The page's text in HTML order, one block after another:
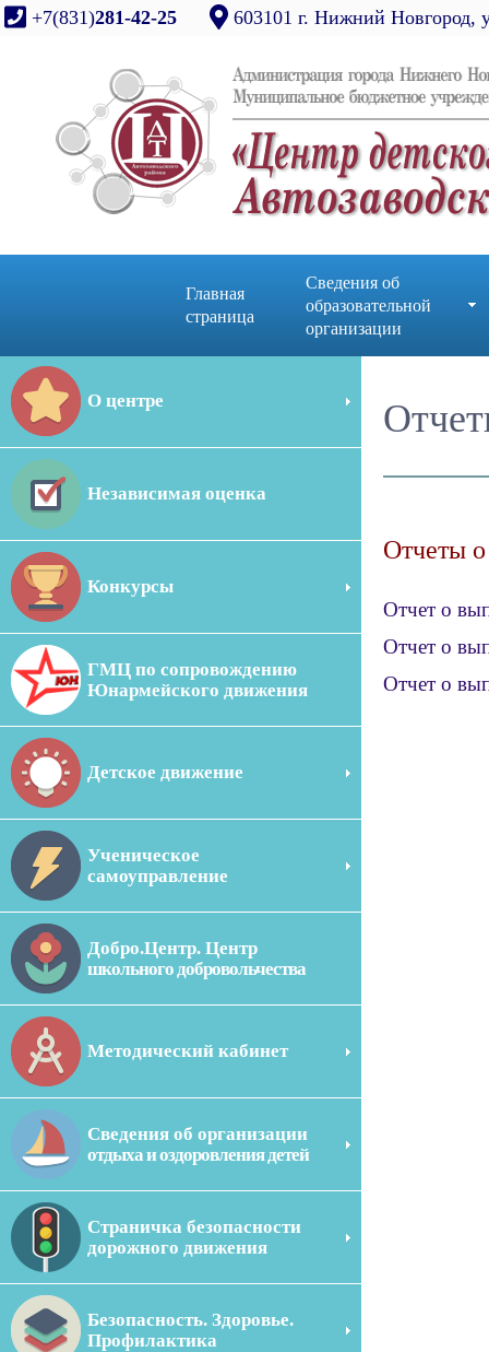
+7(831)281-42-25 603101 г. Нижний Новгород,
Главная
страница
Сведения об
образовательной
организации
О центре
Независимая оценка
Конкурсы
ГМЦ по сопровождению
Юнармейского движения
Детское движение
Ученическое
самоуправление
Добро.Центр. Центр
школьного добровольчества
Методический кабинет
Сведения об организации
отдыха и оздоровления детей
Страничка безопасности
дорожного движения
Безопасность. Здоровье.
Профилактика
Отчеты
Отчет о
Отчет о
Отчет о